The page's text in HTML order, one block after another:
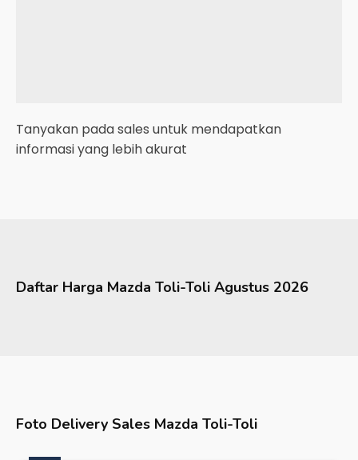
Tanyakan pada sales untuk mendapatkan
informasi yang lebih akurat
Daftar Harga Mazda Toli-Toli Agustus 2026
Foto Delivery Sales Mazda Toli-Toli